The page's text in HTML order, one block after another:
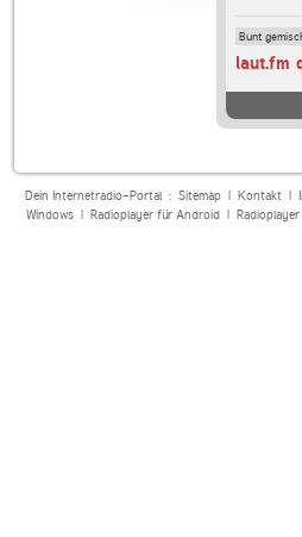
Bunt
laut.fm
Dein Internetradio-Portal : Sitemap| Kontakt|
Windows| Radioplayer für Android|